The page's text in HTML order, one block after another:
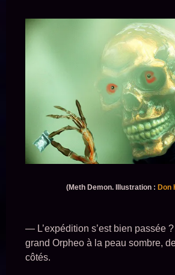
(Meth Demon. Illustration : Don
— L’expédition s’est bien passée
grand Orpheo à la peau sombre,
côtés.